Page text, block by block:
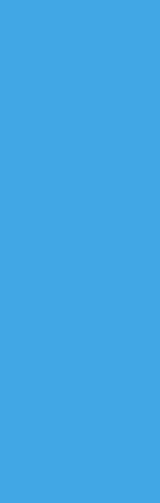
estar seguros de tener
resistente a la corrosión.
7″”